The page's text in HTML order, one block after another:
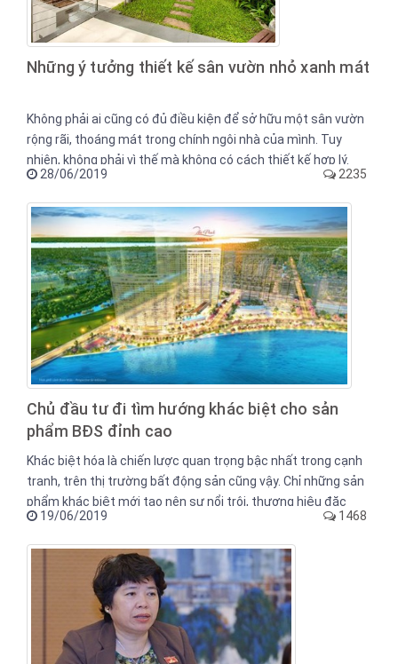
Những ý tưởng thiết kế sân vườn nhỏ xanh mát
Không phải ai cũng có đủ điều kiện để sở hữu một sân vườn
rộng rãi, thoáng mát trong chính ngôi nhà của mình. Tuy
nhiên, không phải vì thế mà không có cách thiết kế hợp lý.
Hãy cùng tham khảo những ý tưởng thiết kế sân vườn dưới
đây giúp bạn có một không gian vừa xanh mát, vừa làm nổi
bật cho ngôi nhà.
28/06/2019 2235
Chủ đầu tư đi tìm hướng khác biệt cho sản
phẩm BĐS đỉnh cao
Khác biệt hóa là chiến lược quan trọng bậc nhất trong cạnh
tranh, trên thị trường bất động sản cũng vậy. Chỉ những sản
phẩm khác biệt mới tạo nên sự nổi trội, thương hiệu đặc
trưng làm nên giá trị thặng dư. Đối với những sản phẩm cao
cấp, điều này càng trở nên quan trọng hơn.
19/06/2019 1468